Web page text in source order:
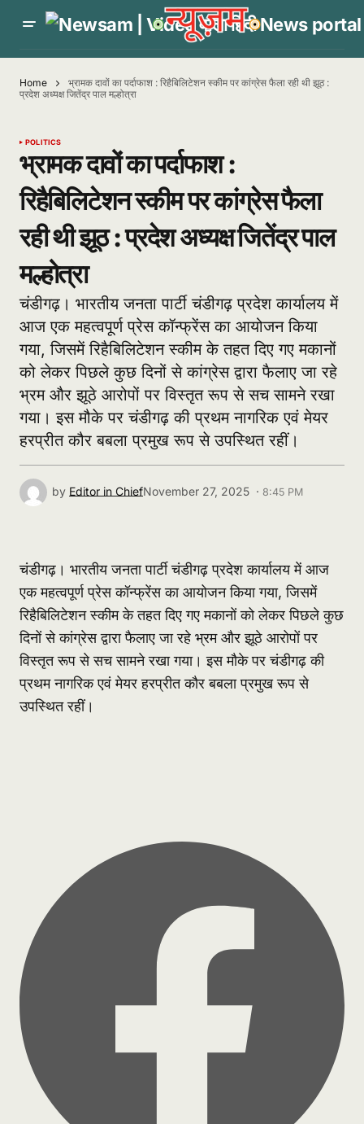
Home
भ्रामक दावों का पर्दाफाश : रिहैबिलिटेशन स्कीम पर कांग्रेस फैला रही थी झूठ :
प्रदेश अध्यक्ष जितेंद्र पाल मल्होत्रा
POLITICS
भ्रामक दावों का पर्दाफाश :
रिहैबिलिटेशन स्कीम पर कांग्रेस फैला
रही थी झूठ : प्रदेश अध्यक्ष जितेंद्र पाल
मल्होत्रा
चंडीगढ़। भारतीय जनता पार्टी चंडीगढ़ प्रदेश कार्यालय में
आज एक महत्वपूर्ण प्रेस कॉन्फ्रेंस का आयोजन किया
गया, जिसमें रिहैबिलिटेशन स्कीम के तहत दिए गए मकानों
को लेकर पिछले कुछ दिनों से कांग्रेस द्वारा फैलाए जा रहे
भ्रम और झूठे आरोपों पर विस्तृत रूप से सच सामने रखा
गया। इस मौके पर चंडीगढ़ की प्रथम नागरिक एवं मेयर
हरप्रीत कौर बबला प्रमुख रूप से उपस्थित रहीं।
by Editor in ChiefNovember 27, 2025 · 8:45 PM
चंडीगढ़। भारतीय जनता पार्टी चंडीगढ़ प्रदेश कार्यालय में आज
एक महत्वपूर्ण प्रेस कॉन्फ्रेंस का आयोजन किया गया, जिसमें
रिहैबिलिटेशन स्कीम के तहत दिए गए मकानों को लेकर पिछले कुछ
दिनों से कांग्रेस द्वारा फैलाए जा रहे भ्रम और झूठे आरोपों पर
विस्तृत रूप से सच सामने रखा गया। इस मौके पर चंडीगढ़ की
प्रथम नागरिक एवं मेयर हरप्रीत कौर बबला प्रमुख रूप से
उपस्थित रहीं।